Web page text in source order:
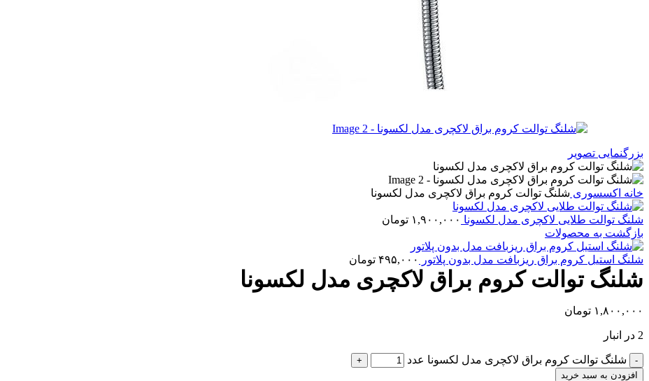
بزرگنمایی تصویر
خانه اکسسوری شلنگ توالت کروم براق لاکچری مدل لکسونا
شلنگ توالت طلایی لاکچری مدل لکسونا ۱,۹۰۰,۰۰۰ تومان
بازگشت به محصولات
شلنگ استیل کروم براق ریزبافت مدل بدون پلاتور ۴۹۵,۰۰۰ تومان
شلنگ توالت کروم براق لاکچری مدل لکسونا
۱,۸۰۰,۰۰۰ تومان
2 در انبار
شلنگ توالت کروم براق لاکچری مدل لکسونا عدد
افزودن به سبد خرید